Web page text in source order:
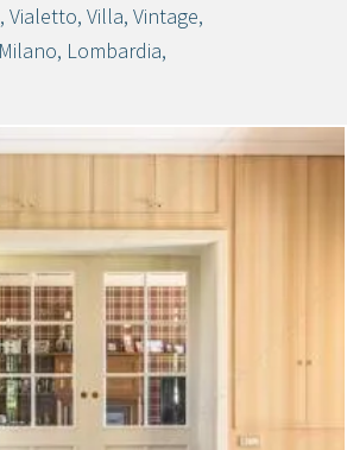
, Vialetto, Villa, Vintage,
, Lombardia,